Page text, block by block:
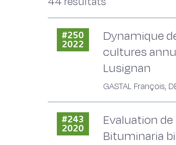
#250
2022
Dynamique
cultures
Lusignan
GASTAL François,
#243
2020
Evaluation
Bituminaria